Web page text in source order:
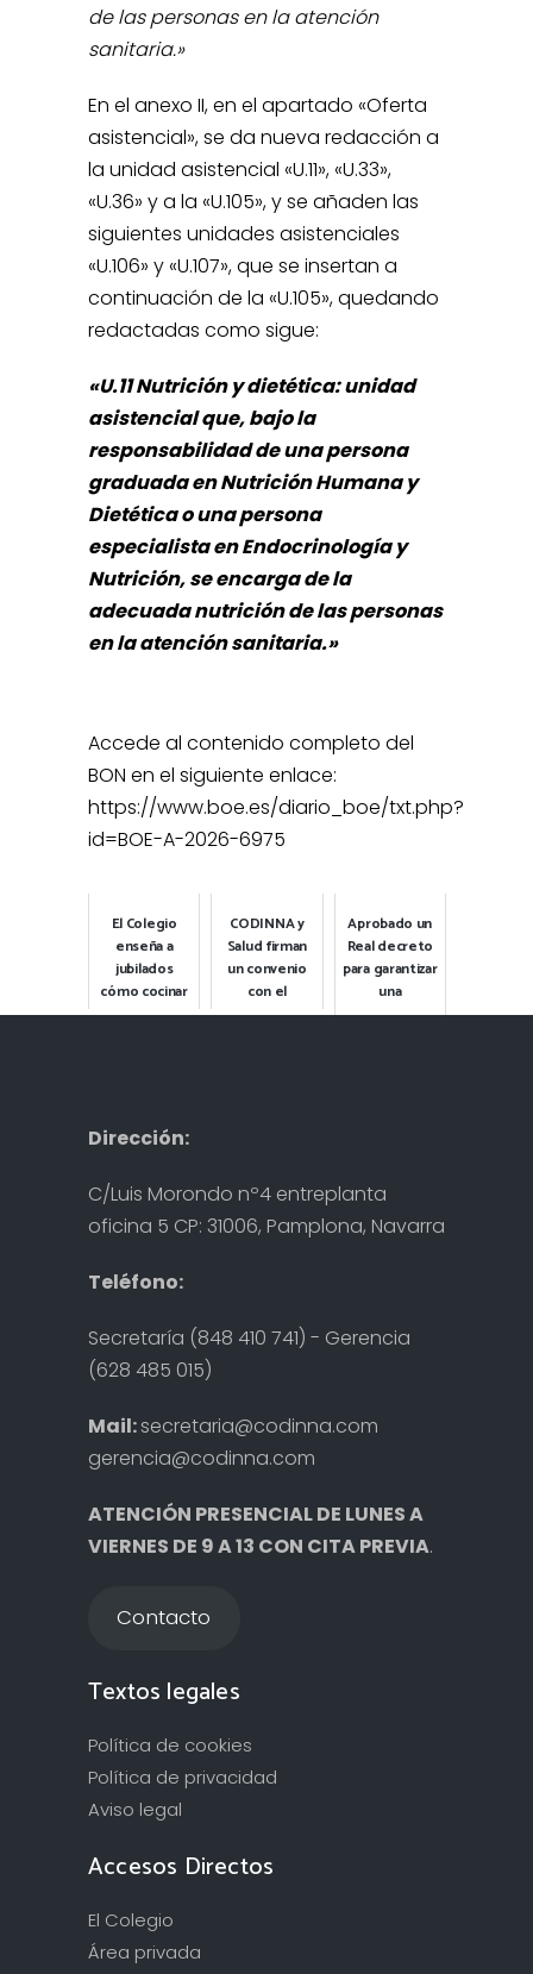
de las personas en la atención
sanitaria.»
En el anexo II, en el apartado «Oferta
asistencial», se da nueva redacción a
la unidad asistencial «U.11», «U.33»,
«U.36» y a la «U.105», y se añaden las
siguientes unidades asistenciales
«U.106» y «U.107», que se insertan a
continuación de la «U.105», quedando
redactadas como sigue:
«U.11 Nutrición y dietética: unidad
asistencial que, bajo la
responsabilidad de una persona
graduada en Nutrición Humana y
Dietética o una persona
especialista en Endocrinología y
Nutrición, se encarga de la
adecuada nutrición de las personas
en la atención sanitaria.»
Accede al contenido completo del
BON en el siguiente enlace:
https://www.boe.es/diario_boe/txt.php?
id=BOE-A-2026-6975
El Colegio
enseña a
jubilados
cómo cocinar
para una
CODINNA y
Salud firman
un convenio
con el
objetivo de
Aprobado un
Real decreto
para garantizar
una
alimentación
Dirección:
C/Luis Morondo nº4 entreplanta
oficina 5 CP: 31006, Pamplona, Navarra
Teléfono:
Secretaría (848 410 741) - Gerencia
(628 485 015)
Mail:secretaria@codinna.com
gerencia@codinna.com
ATENCIÓN PRESENCIAL DE LUNES A
VIERNES DE 9 A 13 CON CITA PREVIA.
Contacto
Textos legales
Política de cookies
Política de privacidad
Aviso legal
Accesos Directos
El Colegio
Área privada